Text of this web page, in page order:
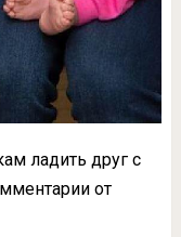
ладить друг с
от